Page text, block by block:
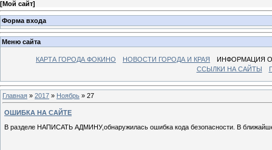
[Мой сайт]
Форма входа
Меню сайта
КАРТА ГОРОДА ФОКИНО НОВОСТИ ГОРОДА И КРАЯ
ИНФОРМАЦИЯ
ССЫЛКИ НА САЙТЫ
Главная » 2017 » Ноябрь » 27
ОШИБКА НА САЙТЕ
В разделе НАПИСАТЬ АДМИНУ,обнаружилась ошибка кода безопасности. В